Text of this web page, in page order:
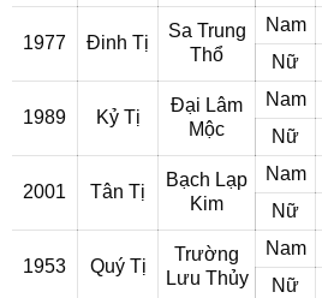
1977 Đinh Tị
Sa Trung
Thổ
Nam
Nữ
1989 Kỷ Tị
Đại Lâm
Mộc
Nam
Nữ
2001 Tân Tị
Bạch Lạp
Kim
Nam
Nữ
1953 Quý Tị
Trường
Lưu Thủy
Nam
Nữ